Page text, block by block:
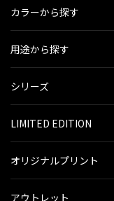
カラーから探す
用途から探す
シリーズ
LIMITED EDITION
オリジナルプリント
アウトレット